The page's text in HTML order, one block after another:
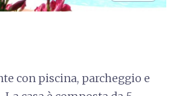
con piscina, parcheggio e